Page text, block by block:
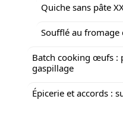
Quiche sans pâte
Soufflé au fromage
Batch cooking œufs :
gaspillage
Épicerie et accords :